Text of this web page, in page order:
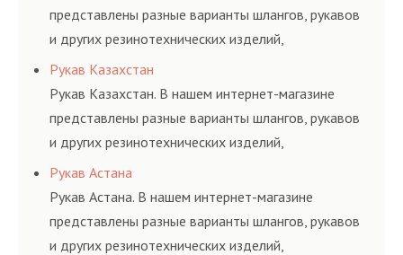
представлены разные варианты шлангов, рукавов
и других резинотехнических изделий,
соответствующих ГОСТам, техническим условиям
и нормативам.
Рукав Казахстан
Рукав Казахстан. В нашем интернет-магазине
представлены разные варианты шлангов, рукавов
и других резинотехнических изделий,
соответствующих ГОСТам, техническим условиям
и нормативам.
Рукав Астана
Рукав Астана. В нашем интернет-магазине
представлены разные варианты шлангов, рукавов
и других резинотехнических изделий,